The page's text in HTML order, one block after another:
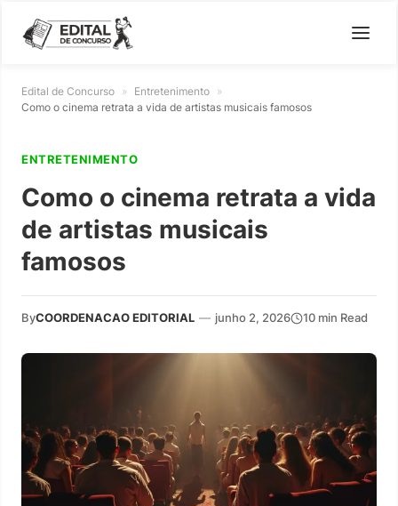
Edital de Concurso » Entretenimento »
Como o cinema retrata a vida de artistas musicais famosos
ENTRETENIMENTO
Como o cinema retrata a vida
de artistas musicais
famosos
ByCOORDENACAO EDITORIAL — junho 2, 2026 10 min Read